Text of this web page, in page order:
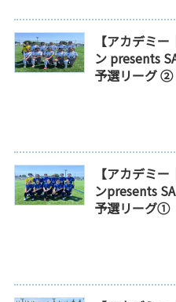
【アカデミ
ン presents
予選リーグ ②
【アカデミ
ンpresents
予選リーグ①